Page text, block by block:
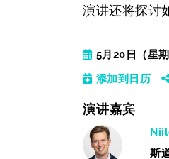
演讲还将探讨
5月20日（星期
添加到日历
演讲嘉宾
斯